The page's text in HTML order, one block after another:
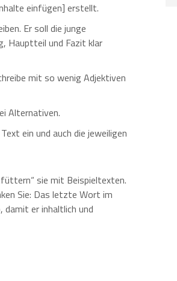
einfügen] erstellt.
Er soll die junge
Hauptteil und Fazit klar
mit so wenig Adjektiven
Alternativen.
ein und auch die jeweiligen
sie mit Beispieltexten.
Sie: Das letzte Wort im
damit er inhaltlich und